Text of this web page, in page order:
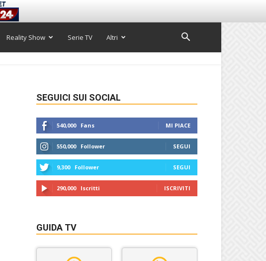
Reality Show Serie TV Altri
SEGUICI SUI SOCIAL
540,000 Fans MI PIACE
550,000 Follower SEGUI
9,300 Follower SEGUI
290,000 Iscritti ISCRIVITI
GUIDA TV